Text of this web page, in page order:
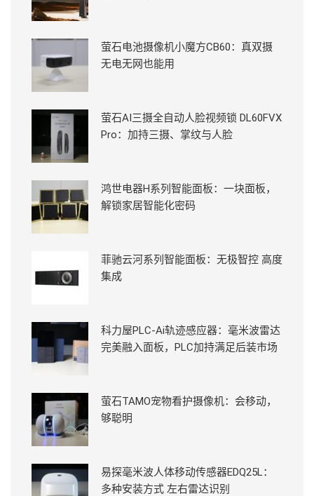
萤石电池摄像机小魔方CB60：真双摄
无电无网也能用
萤石AI三摄全自动人脸视频锁 DL60FVX
Pro：加持三摄、掌纹与人脸
鸿世电器H系列智能面板：一块面板，
解锁家居智能化密码
菲驰云河系列智能面板：无极智控 高度
集成
科力屋PLC-Ai轨迹感应器：毫米波雷达
完美融入面板，PLC加持满足后装市场
萤石TAMO宠物看护摄像机：会移动，
够聪明
易探毫米波人体移动传感器EDQ25L：
多种安装方式 左右雷达识别